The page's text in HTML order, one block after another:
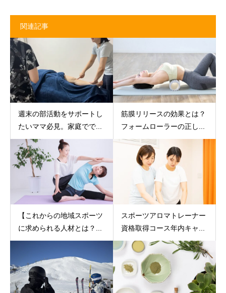
関連記事
週末の部活動をサポートし
たいママ必見。家庭でで...
筋膜リリースの効果とは？
フォームローラーの正し...
【これからの地域スポーツ
に求められる人材とは？...
スポーツアロマトレーナー
資格取得コース年内キャ...